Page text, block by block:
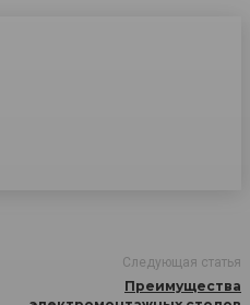
Следующая статья
Преимущества